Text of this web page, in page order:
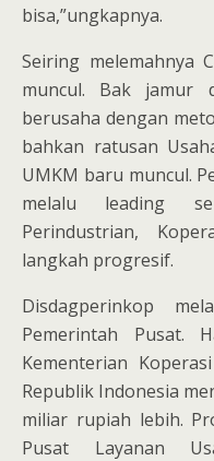
bisa,”ungkapnya.
Seiring melemahnya
muncul. Bak jamur
berusaha dengan
bahkan ratusan
UMKM baru muncul.
melalu leading
Perindustrian,
langkah progresif.
Disdagperinkop
Pemerintah Pusat.
Kementerian
Republik Indonesia
miliar rupiah lebih.
Pusat Layanan